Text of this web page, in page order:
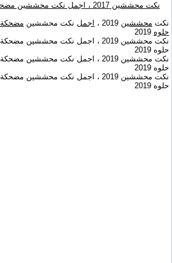
نكت محششين 2017 ، اجمل نكت محششين مضحكة ، نكت محششين حلوه
نكت محششين اجمل نكت محششين مضحكة
حلوه
حلوه 2019
حلوه 2019
حلوه 2019